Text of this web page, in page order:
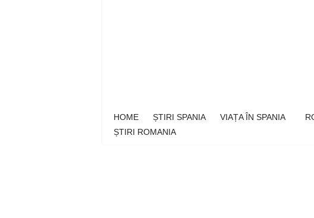
HOME ȘTIRI SPANIA VIAȚA ÎN SPANIA
ȘTIRI ROMANIA